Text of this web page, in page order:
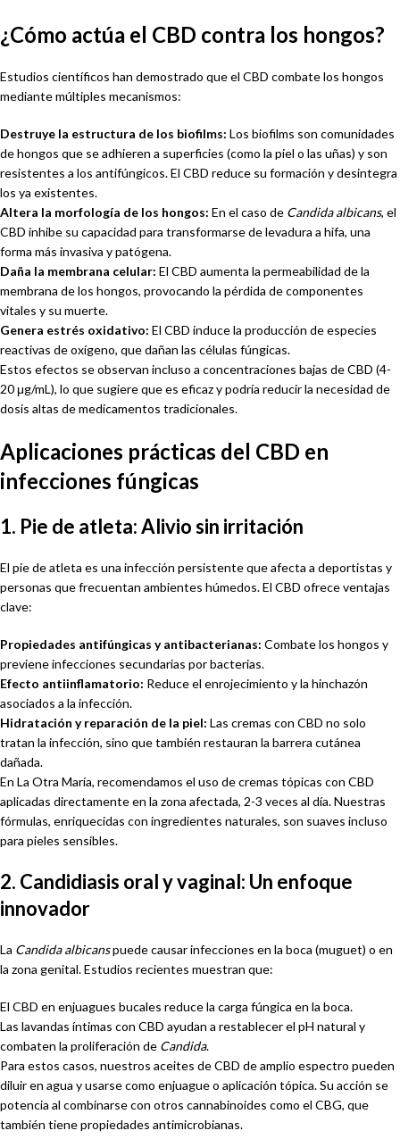
¿Cómo actúa el CBD contra los hongos?
Estudios científicos han demostrado que el CBD combate los hongos
mediante múltiples mecanismos:
Destruye la estructura de los biofilms: Los biofilms son comunidades
de hongos que se adhieren a superficies (como la piel o las uñas) y son
resistentes a los antifúngicos. El CBD reduce su formación y desintegra
los ya existentes.
Altera la morfología de los hongos: En el caso de Candida albicans, el
CBD inhibe su capacidad para transformarse de levadura a hifa, una
forma más invasiva y patógena.
Daña la membrana celular: El CBD aumenta la permeabilidad de la
membrana de los hongos, provocando la pérdida de componentes
vitales y su muerte.
Genera estrés oxidativo: El CBD induce la producción de especies
reactivas de oxígeno, que dañan las células fúngicas.
Estos efectos se observan incluso a concentraciones bajas de CBD (4-
20 μg/mL), lo que sugiere que es eficaz y podría reducir la necesidad de
dosis altas de medicamentos tradicionales.
Aplicaciones prácticas del CBD en
infecciones fúngicas
1. Pie de atleta: Alivio sin irritación
El pie de atleta es una infección persistente que afecta a deportistas y
personas que frecuentan ambientes húmedos. El CBD ofrece ventajas
clave:
Propiedades antifúngicas y antibacterianas: Combate los hongos y
previene infecciones secundarias por bacterias.
Efecto antiinflamatorio: Reduce el enrojecimiento y la hinchazón
asociados a la infección.
Hidratación y reparación de la piel: Las cremas con CBD no solo
tratan la infección, sino que también restauran la barrera cutánea
dañada.
En La Otra María, recomendamos el uso de cremas tópicas con CBD
aplicadas directamente en la zona afectada, 2-3 veces al día. Nuestras
fórmulas, enriquecidas con ingredientes naturales, son suaves incluso
para pieles sensibles.
2. Candidiasis oral y vaginal: Un enfoque
innovador
La Candida albicanspuede causar infecciones en la boca (muguet) o en
la zona genital. Estudios recientes muestran que:
El CBD en enjuagues bucales reduce la carga fúngica en la boca.
Las lavandas íntimas con CBD ayudan a restablecer el pH natural y
combaten la proliferación de Candida.
Para estos casos, nuestros aceites de CBD de amplio espectro pueden
diluir en agua y usarse como enjuague o aplicación tópica. Su acción se
potencia al combinarse con otros cannabinoides como el CBG, que
también tiene propiedades antimicrobianas.